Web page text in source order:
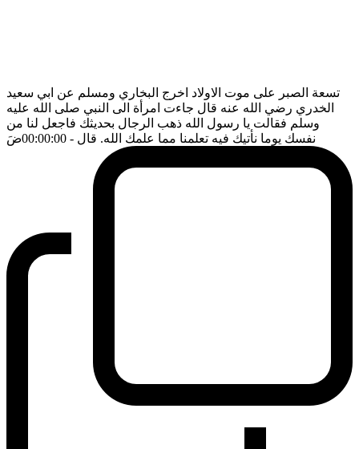
تسعة الصبر على موت الاولاد اخرج البخاري ومسلم عن ابي سعيد
الخدري رضي الله عنه قال جاءت امرأة الى النبي صلى الله عليه
وسلم فقالت يا رسول الله ذهب الرجال بحديثك فاجعل لنا من
نفسك يوما نأتيك فيه تعلمنا مما علمك الله. قال - 00:00:00 ضَ